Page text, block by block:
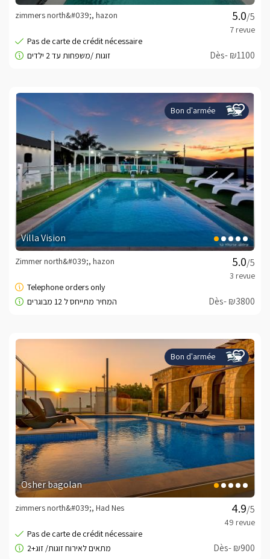
/5
zimmers north&#039;, hazon
Dès- ₪1100
Bon d'armée
Villa Vision
/5
Zimmer north&#039;, hazon
Dès- ₪3800
Bon d'armée
Osher bagolan
/5
zimmers north&#039;, Had Nes
Dès- ₪900